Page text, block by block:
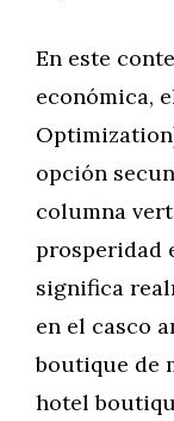
En este
económica,
opción
columna
prosperidad
significa
en el casco
boutique de
hotel